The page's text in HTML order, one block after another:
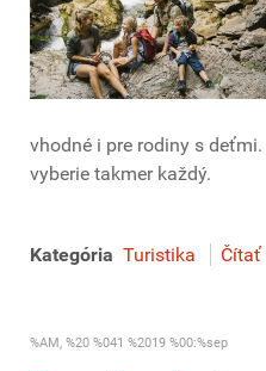
vhodné i pre rodiny s
vyberie takmer každý.
Kategória Turistika Čítať
%AM, %20 %041 %2019 %00:%sep